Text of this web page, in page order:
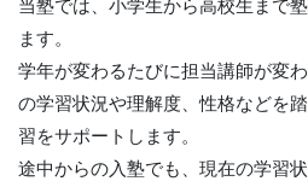
当塾では、小学生から高校生まで
ます。
学年が変わるたびに担当講師が変
の学習状況や理解度、性格などを
習をサポートします。
途中からの入塾でも、現在の学習